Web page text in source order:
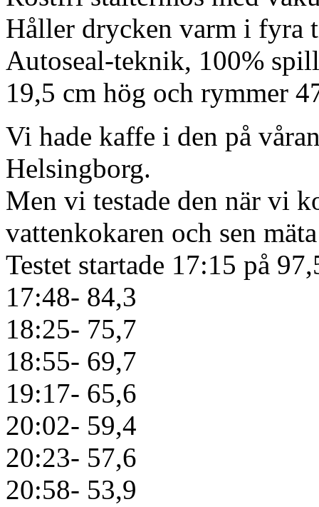
Håller drycken varm i fyra
Autoseal-teknik, 100%
19,5 cm hög och rymmer
Vi hade kaffe i den på
Helsingborg.
Men vi testade den när vi
vattenkokaren och sen
Testet startade 17:15 på
17:48- 84,3
18:25- 75,7
18:55- 69,7
19:17- 65,6
20:02- 59,4
20:23- 57,6
20:58- 53,9